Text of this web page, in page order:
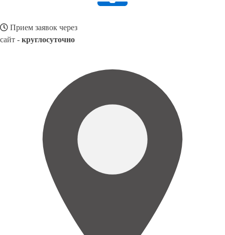
Прием заявок через
сайт - круглосуточно